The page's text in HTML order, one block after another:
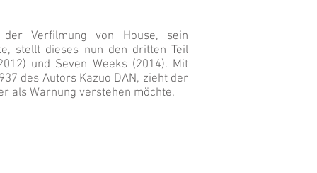
Verfilmung von House, sein
stellt dieses nun den dritten Teil
und Seven Weeks (2014). Mit
des Autors Kazuo DAN, zieht der
als Warnung verstehen möchte.